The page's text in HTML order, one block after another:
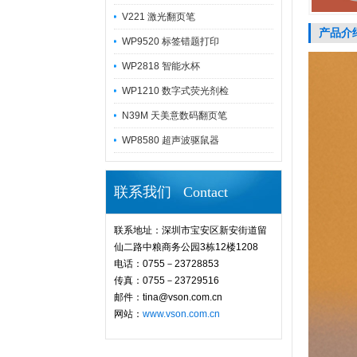
V221 激光翻页笔
WP9520 标签错题打印
WP2818 智能水杯
WP1210 数字式荧光剂检
N39M 天美意数码翻页笔
WP8580 超声波驱鼠器
联系我们 Contact
联系地址：深圳市宝安区新安街道留
仙二路中粮商务公园3栋12楼1208
电话：0755－23728853
传真：0755－23729516
邮件：tina@vson.com.cn
网站： www.vson.com.cn
产品介